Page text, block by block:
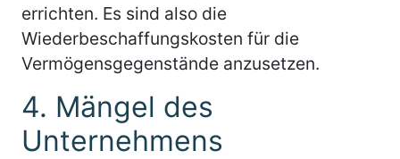
errichten. Es sind also die
Wiederbeschaffungskosten für die
Vermögensgegenstände anzusetzen.
4. Mängel des
Unternehmens